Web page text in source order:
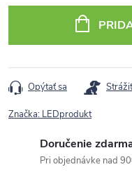
cena:
Opýtať sa Strážiť
Značka: LEDprodukt
Doručenie
Pri objednávke nad